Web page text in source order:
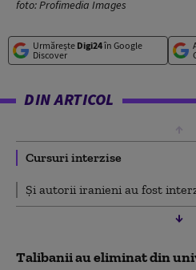
foto: Profimedia Images
Urmărește Digi24în Google
Discover
DIN ARTICOL
Cursuri interzise
Și autorii iranieni au fost
Talibanii au eliminat din